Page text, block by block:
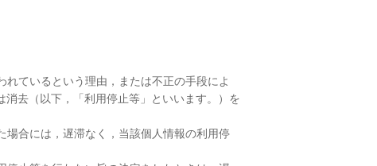
ているという理由，または不正の手段によ
去（以下，「利用停止等」といいます。）を
合には，遅滞なく，当該個人情報の利用停